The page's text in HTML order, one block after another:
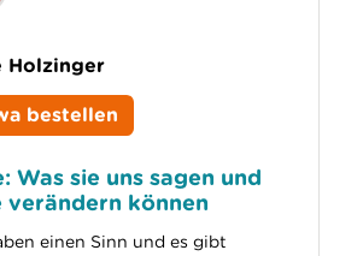
Holzinger
bestellen
Was sie uns sagen und
verändern können
einen Sinn und es gibt